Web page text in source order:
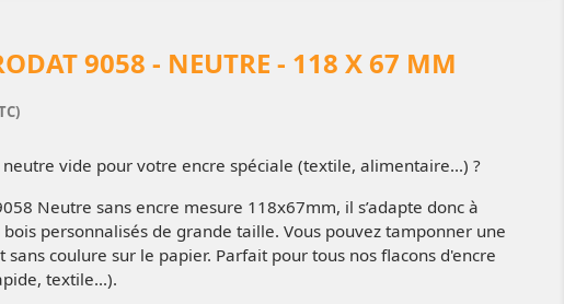
9058 - NEUTRE - 118 X 67 MM
neutre vide pour votre encre spéciale (textile, alimentaire...) ?
Neutre sans encre mesure 118x67mm, il s’adapte donc à
personnalisés de grande taille. Vous pouvez tamponner une
coulure sur le papier. Parfait pour tous nos flacons d'encre
textile...).